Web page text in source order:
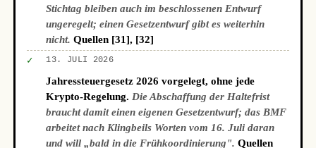
Stichtag bleiben auch im beschlossenen Entwurf
ungeregelt; einen Gesetzentwurf gibt es weiterhin
nicht. Quellen [31], [32]
✓ 13. JULI 2026
Jahressteuergesetz 2026 vorgelegt, ohne jede
Krypto-Regelung. Die Abschaffung der Haltefrist
braucht damit einen eigenen Gesetzentwurf; das BMF
arbeitet nach Klingbeils Worten vom 16. Juli daran
und will „bald in die Frühkoordinierung". Quellen